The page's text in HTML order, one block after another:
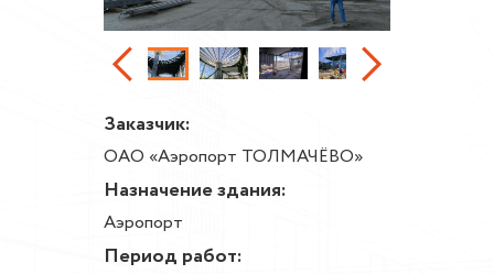
Заказчик:
ОАО «Аэропорт ТОЛМАЧЁВО»
Назначение здания:
Аэропорт
Период работ: